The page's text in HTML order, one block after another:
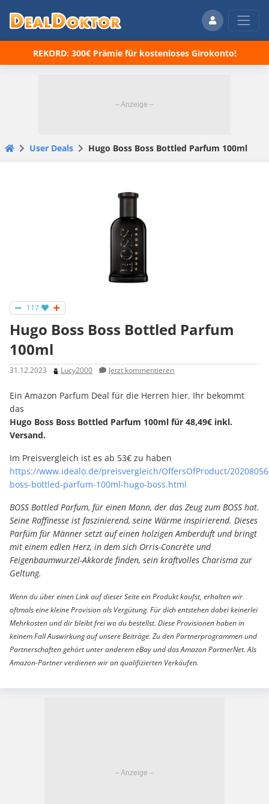
REKORD: 300€ Prämie für kostenloses Girokonto!
User Deals Hugo Boss Boss Bottled Parfum 100ml
117
Hugo Boss Boss Bottled Parfum
100ml
31.12.2023 Lucy2000 Jetzt kommentieren
Ein Amazon Parfum Deal für die Herren hier. Ihr bekommt
das
Hugo Boss Boss Bottled Parfum 100ml für 48,49€ inkl.
Versand.
Im Preisvergleich ist es ab 53€ zu haben
https://www.idealo.de/preisvergleich/OffersOfProduct/
boss-bottled-parfum-100ml-hugo-boss.html
BOSS Bottled Parfum, für einen Mann, der das Zeug zum BOSS hat.
Seine Raffinesse ist faszinierend, seine Wärme inspirierend. Dieses
Parfüm für Männer setzt auf einen holzigen Amberduft und bringt
mit einem edlen Herz, in dem sich Orris-Concrète und
Feigenbaumwurzel-Akkorde finden, sein kraftvolles Charisma zur
Geltung.
Wenn du über einen Link auf dieser Seite ein Produkt kaufst, erhalten wir
oftmals eine kleine Provision als Vergütung. Für dich entstehen dabei keinerlei
Mehrkosten und dir bleibt frei wo du bestellst. Diese Provisionen haben in
keinem Fall Auswirkung auf unsere Beiträge. Zu den Partnerprogrammen und
Partnerschaften gehört unter anderem eBay und das Amazon PartnerNet. Als
Amazon-Partner verdienen wir an qualifizierten Verkäufen.